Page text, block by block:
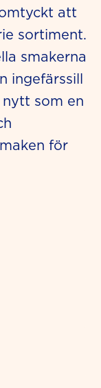
att
sortiment.
smakerna
ingefärssill
som en
för